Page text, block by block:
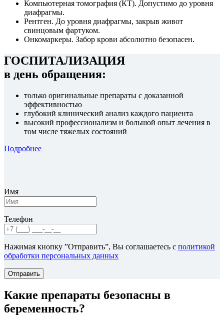
Компьютерная томография (КТ). Допустимо до уровня
диафрагмы.
Рентген. До уровня диафрагмы, закрыв живот
свинцовым фартуком.
Онкомаркеры. Забор крови абсолютно безопасен.
ГОСПИТАЛИЗАЦИЯ
в день обращения:
только оригинальные препараты с доказанной
эффективностью
глубокий клинический анализ каждого пациента
высокий профессионализм и большой опыт лечения в
том числе тяжелых состояний
Подробнее
Имя
Телефон
Нажимая кнопку ”Отправить”, Вы соглашаетесь с политикой
обработки персональных данных
Отправить
Какие препараты безопасны в
беременность?